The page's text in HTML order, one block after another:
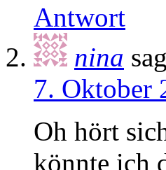
Antwort
nina
7. Oktober
Oh hört
könnte ich